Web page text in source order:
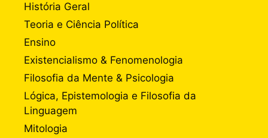
História Geral
Teoria e Ciência Política
Ensino
Existencialismo & Fenomenologia
Filosofia da Mente & Psicologia
Lógica, Epistemologia e Filosofia da
Linguagem
Mitologia